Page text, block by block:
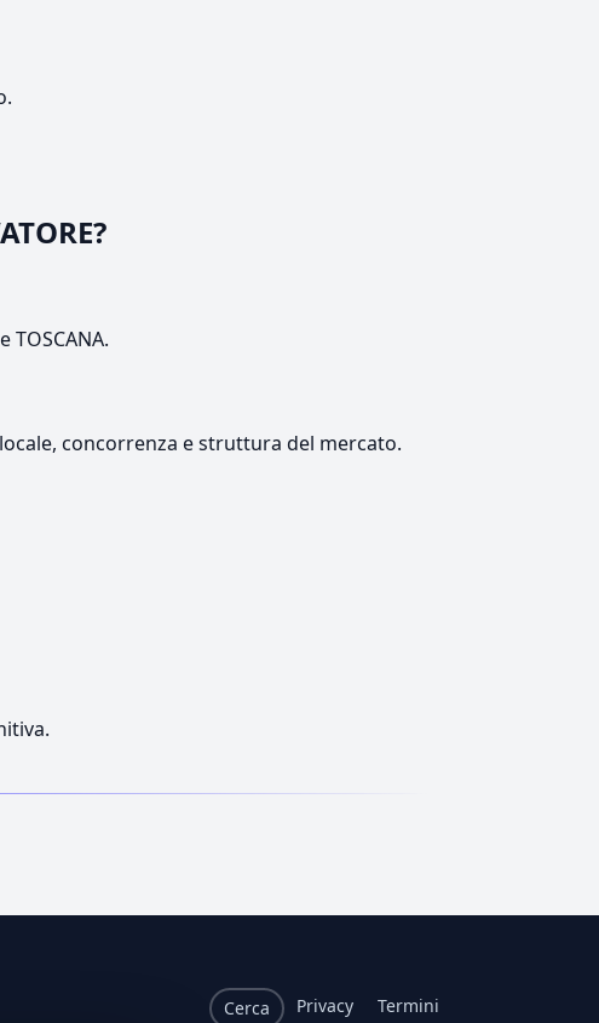
concorrenza e struttura del mercato.
Cerca Privacy Termini